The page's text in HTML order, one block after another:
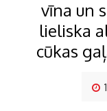
vīna un
lieliska
cūkas